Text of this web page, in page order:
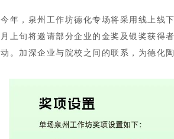
今年，泉州工作坊德化专场将采用线上线
月上旬将邀请部分企业的金奖及银奖获得
动。加深企业与院校之间的联系，为德化